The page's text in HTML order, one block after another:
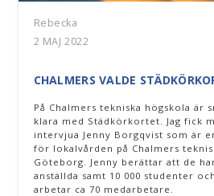
Rebecka
2 MAJ 2022
CHALMERS VALDE
På Chalmers tekniska högskola är
klara med Städkörkortet. Jag fick
intervjua Jenny Borgqvist som är
för lokalvården på Chalmers
Göteborg. Jenny berättar att de
anställda samt 10 000 studenter
arbetar ca 70 medarbetare.